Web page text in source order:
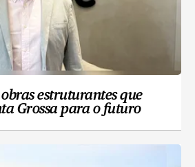
estruturantes que
Grossa para o futuro